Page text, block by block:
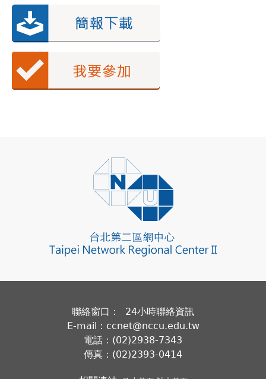
聯絡窗口： 24小時聯絡資訊
E-mail：ccnet@nccu.edu.tw
電話：(02)2938-7343
傳真：(02)2393-0414